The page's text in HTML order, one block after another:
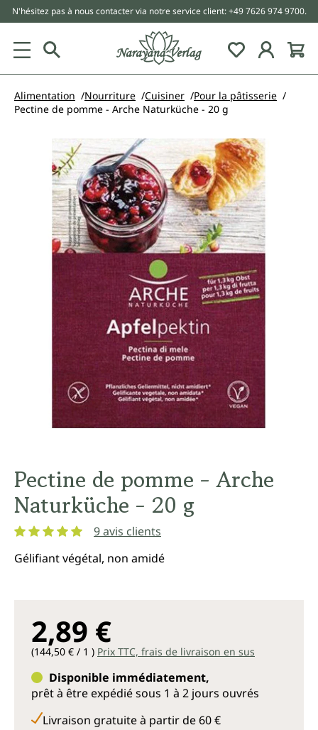
principal
N'hésitez pas à nous contacter via notre service client: +49 7626 974 9700.
Alimentation Nourriture Cuisiner
Pour la pâtisserie
Pectine de pomme - Arche Naturküche - 20 g
Ignorer la galerie d'images
Pectine de pomme - Arche
Naturküche - 20 g
9 avis clients
Gélifiant végétal, non amidé
2,89 €
(144,50 € / 1 ) Prix TTC, frais de livraison en sus
Disponible immédiatement,
prêt à être expédié sous 1 à 2 jours ouvrés
Livraison gratuite à partir de 60 €